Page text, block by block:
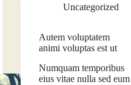
Uncategorized
Autem voluptatem
animi voluptas est ut
Numquam temporibus
eius vitae nulla sed eum